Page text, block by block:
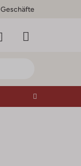
Geschäfte